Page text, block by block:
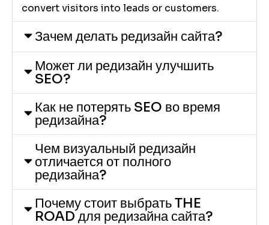
convert visitors into leads or customers.
Зачем делать редизайн сайта?
Может ли редизайн улучшить
SEO?
Как не потерять SEO во время
редизайна?
Чем визуальный редизайн
отличается от полного
редизайна?
Почему стоит выбрать THE
ROAD для редизайна сайта?